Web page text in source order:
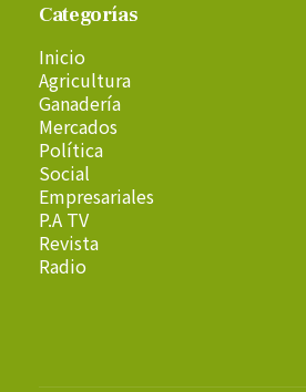
Categorías
Inicio
Agricultura
Ganadería
Mercados
Política
Social
Empresariales
P.A TV
Revista
Radio